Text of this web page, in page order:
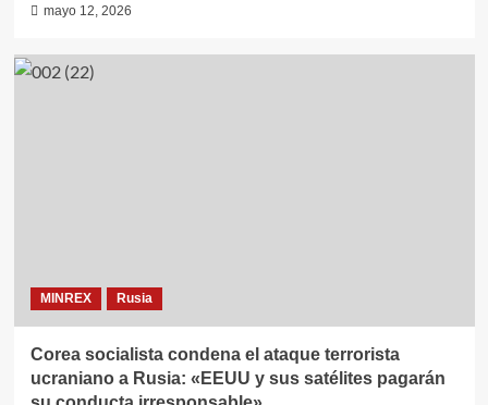
mayo 12, 2026
MINREX Rusia
Corea socialista condena el ataque terrorista
ucraniano a Rusia: «EEUU y sus satélites pagarán